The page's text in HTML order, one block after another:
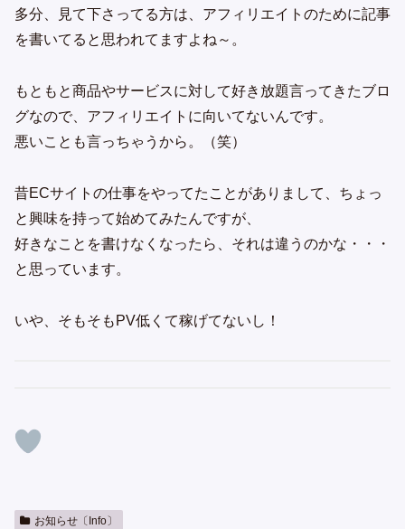
多分、見て下さってる方は、アフィリエイトのために記事
を書いてると思われてますよね～。
もともと商品やサービスに対して好き放題言ってきたブロ
グなので、アフィリエイトに向いてないんです。
悪いことも言っちゃうから。（笑）
昔ECサイトの仕事をやってたことがありまして、ちょっ
と興味を持って始めてみたんですが、
好きなことを書けなくなったら、それは違うのかな・・・
と思っています。
いや、そもそもPV低くて稼げてないし！
お知らせ〔Info〕